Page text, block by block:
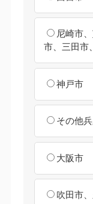
尼崎市
市、三田市
神戸市
その他
大阪市
吹田市